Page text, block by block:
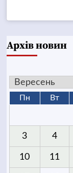
Архів новин
Пн Вт
3 4
10 11